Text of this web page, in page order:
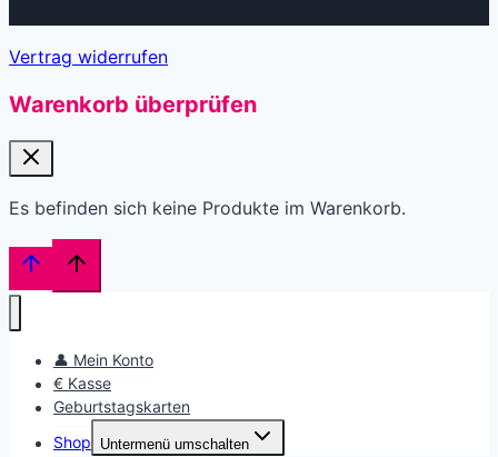
Vertrag widerrufen
Warenkorb überprüfen
Es befinden sich keine Produkte im Warenkorb.
👤 Mein Konto
€ Kasse
Geburtstagskarten
Shop
Untermenü umschalten